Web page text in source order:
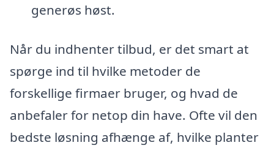
generøs høst.
Når du indhenter tilbud, er det smart at
spørge ind til hvilke metoder de
forskellige firmaer bruger, og hvad de
anbefaler for netop din have. Ofte vil den
bedste løsning afhænge af, hvilke planter